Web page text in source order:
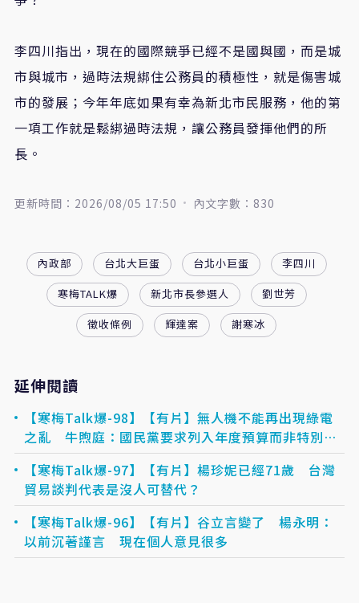
李四川指出，現在的國際競爭已經不是國與國，而是城
市與城市，過時法規綁住公務員的積極性，就是傷害城
市的發展；今年年底如果有幸為新北市民服務，他的第
一項工作就是鬆綁過時法規，讓公務員發揮他們的所
長。
更新時間：2026/08/05 17:50 內文字數：830
內政部 台北大巨蛋 台北小巨蛋
李四川
寒梅TALK爆
新北市長參選人
劉世芳
徵收條例
輝達案 謝寒冰
延伸閱讀
【寒梅Talk爆-98】【有片】無人機不能再出現綠電
之亂 牛煦庭：國民黨要求列入年度預算而非特別預
算
【寒梅Talk爆-97】【有片】楊珍妮已經71歲 台灣
貿易談判代表是沒人可替代？
【寒梅Talk爆-96】【有片】谷立言變了 楊永明：
以前沉著謹言 現在個人意見很多